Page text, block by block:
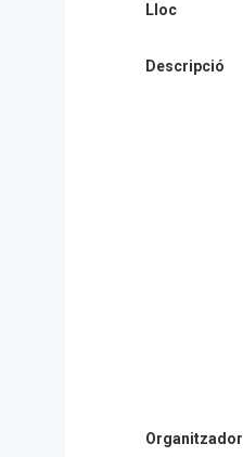
Lloc
Descripció
Organitzador